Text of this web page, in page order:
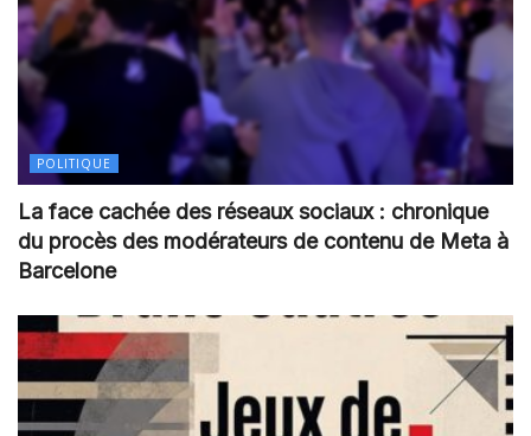
POLITIQUE
La face cachée des réseaux sociaux : chronique
du procès des modérateurs de contenu de Meta à
Barcelone